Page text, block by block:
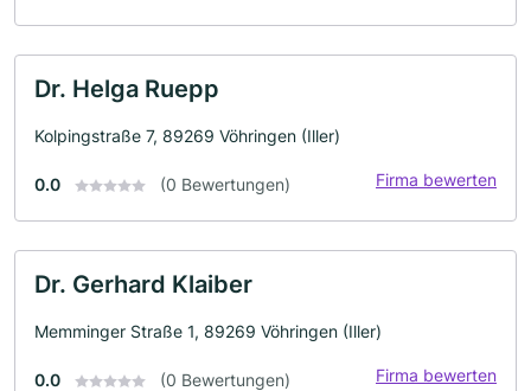
Dr. Helga Ruepp
Kolpingstraße 7, 89269 Vöhringen (Iller)
0.0 (0 Bewertungen) Firma bewerten
Dr. Gerhard Klaiber
Memminger Straße 1, 89269 Vöhringen (Iller)
0.0 (0 Bewertungen) Firma bewerten